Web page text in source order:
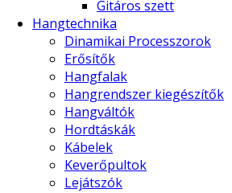
Gitáros szett
Hangtechnika
Dinamikai Processzorok
Erősítők
Hangfalak
Hangrendszer kiegészítők
Hangváltók
Hordtáskák
Kábelek
Keverőpultok
Lejátszók